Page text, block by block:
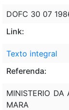
DOFC 30 07
Link:
Texto integral
Referenda:
MINISTERIO DA
MARA